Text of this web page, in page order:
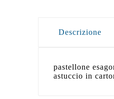
Descrizione
pastellone
astuccio in